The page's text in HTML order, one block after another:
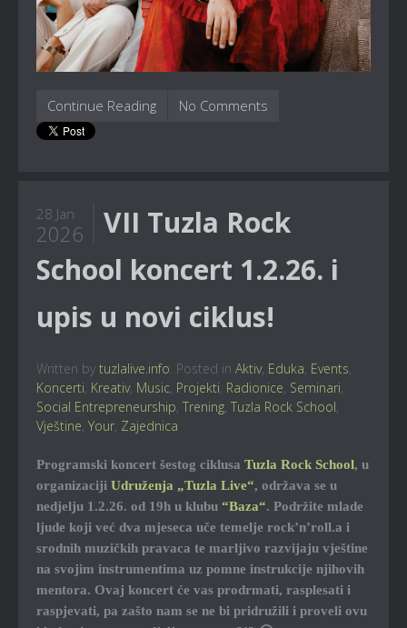
Continue Reading No Comments
28 Jan
2026
VII Tuzla Rock
School koncert 1.2.26. i
upis u novi ciklus!
Written by tuzlalive.info. Posted in Aktiv, Eduka, Events,
Koncerti, Kreativ, Music, Projekti, Radionice, Seminari,
Social Entrepreneurship, Trening, Tuzla Rock School,
Vještine, Your, Zajednica
Programski koncert šestog ciklusa Tuzla Rock School, u
organizaciji Udruženja „Tuzla Live“, održava se u
nedjelju 1.2.26. od 19h u klubu “Baza“. Podržite mlade
ljude koji već dva mjeseca uče temelje rock’n’roll.a i
srodnih muzičkih pravaca te marljivo razvijaju vještine
na svojim instrumentima uz pomne instrukcije njihovih
mentora. Ovaj koncert će vas prodrmati, rasplesati i
raspjevati, pa zašto nam se ne bi pridružili i proveli ovu